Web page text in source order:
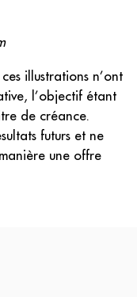
illustrations n’ont
l’objectif étant
de créance.
futurs et ne
une offre